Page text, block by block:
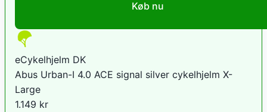
Køb nu
eCykelhjelm DK
Abus Urban-I 4.0 ACE signal silver cykelhjelm X-
Large
1.149 kr